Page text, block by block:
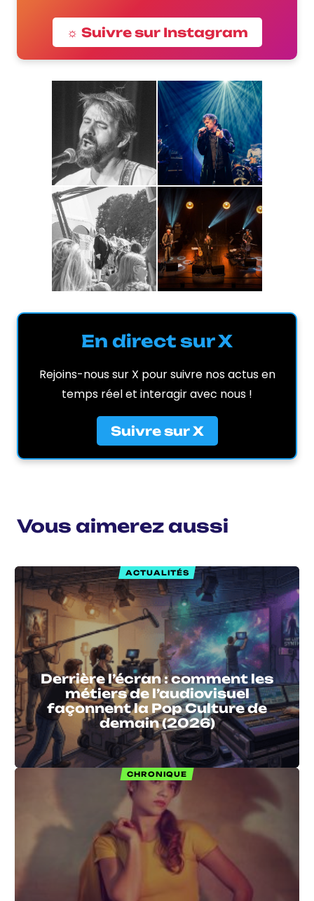
☼ Suivre sur Instagram
En direct sur X
Rejoins-nous sur X pour suivre nos actus en
temps réel et interagir avec nous !
Suivre sur X
Vous aimerez aussi
ACTUALITÉS
Derrière l’écran : comment les
métiers de l’audiovisuel
façonnent la Pop Culture de
demain (2026)
CHRONIQUE